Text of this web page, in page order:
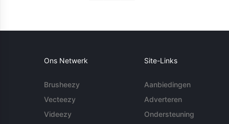
Ons Netwerk
Brusheezy
Vecteezy
Videezy
Site-Links
Aanbiedingen
Adverteren
Ondersteuning